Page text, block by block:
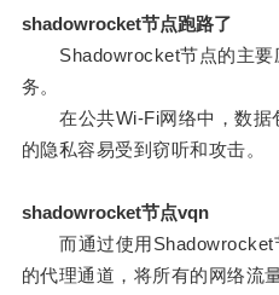
shadowrocket节点跑路了
Shadowrocket节点的主要
务。
在公共Wi-Fi网络中，数据
的隐私容易受到窃听和攻击。
shadowrocket节点vqn
而通过使用Shadowrocket
的代理通道，将所有的网络流